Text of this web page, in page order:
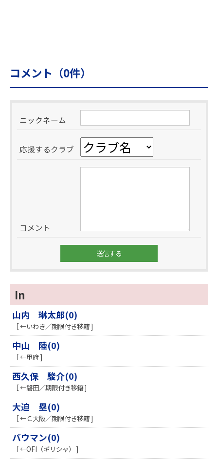
コメント（0件）
ニックネーム
応援するクラブ
コメント
In
山内 琳太郎(0)
［ ←いわき／期限付き移籍 ]
中山 陸(0)
［ ←甲府 ]
西久保 駿介(0)
［ ←磐田／期限付き移籍 ]
大迫 塁(0)
［ ←Ｃ大阪／期限付き移籍 ]
バウマン(0)
［ ←OFI（ギリシャ） ]